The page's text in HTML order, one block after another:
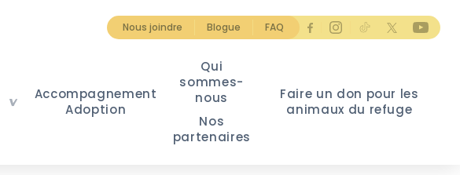
Nous joindre Blogue FAQ
Accompagnement
Adoption
Qui
sommes-
nous
Nos
partenaires
Faire un don pour les
animaux du refuge